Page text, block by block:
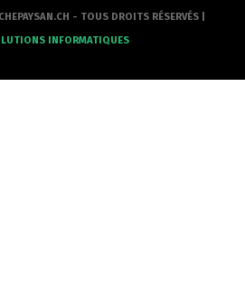
- TOUS DROITS RÉSERVÉS |
INFORMATIQUES